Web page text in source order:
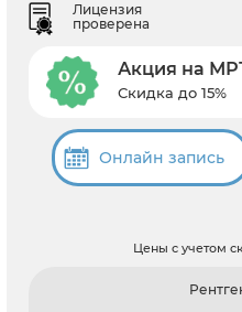
Лицензия
проверена
Акция на
Скидка до 15%
Онлайн запись
Цены с учетом